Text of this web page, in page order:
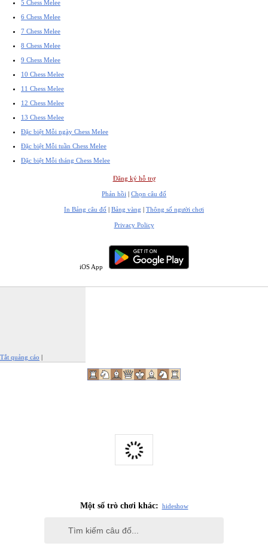
5 Chess Melee
6 Chess Melee
7 Chess Melee
8 Chess Melee
9 Chess Melee
10 Chess Melee
11 Chess Melee
12 Chess Melee
13 Chess Melee
Đặc biệt Mỗi ngày Chess Melee
Đặc biệt Mỗi tuần Chess Melee
Đặc biệt Mỗi tháng Chess Melee
Đăng ký hỗ trợ
Phản hồi | Chọn câu đố
In Bảng câu đố | Bảng vàng | Thông số người chơi
Privacy Policy
iOS App
Tắt quảng cáo |
Một số trò chơi khác: hideshow